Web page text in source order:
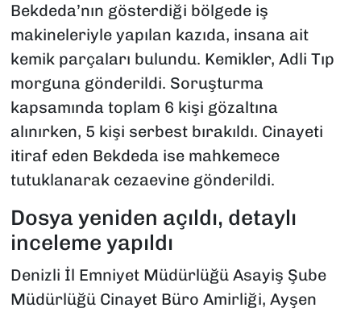
Bekdeda’nın gösterdiği bölgede iş
makineleriyle yapılan kazıda, insana ait
kemik parçaları bulundu. Kemikler, Adli Tıp
morguna gönderildi. Soruşturma
kapsamında toplam 6 kişi gözaltına
alınırken, 5 kişi serbest bırakıldı. Cinayeti
itiraf eden Bekdeda ise mahkemece
tutuklanarak cezaevine gönderildi.
Dosya yeniden açıldı, detaylı
inceleme yapıldı
Denizli İl Emniyet Müdürlüğü Asayiş Şube
Müdürlüğü Cinayet Büro Amirliği, Ayşen